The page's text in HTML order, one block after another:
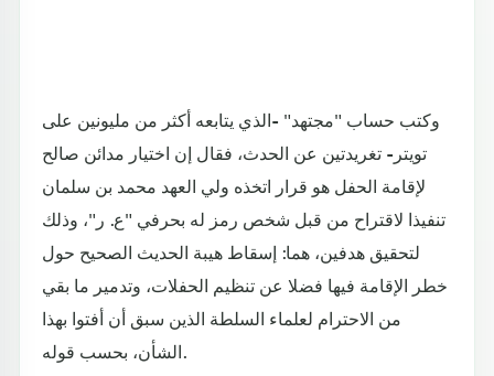
وكتب حساب "مجتهد" -الذي يتابعه أكثر من مليونين على
تويتر- تغريدتين عن الحدث، فقال إن اختيار مدائن صالح
لإقامة الحفل هو قرار اتخذه ولي العهد محمد بن سلمان
تنفيذا لاقتراح من قبل شخص رمز له بحرفي "ع. ر"، وذلك
لتحقيق هدفين، هما: إسقاط هيبة الحديث الصحيح حول
خطر الإقامة فيها فضلا عن تنظيم الحفلات، وتدمير ما بقي
من الاحترام لعلماء السلطة الذين سبق أن أفتوا بهذا
الشأن، بحسب قوله.